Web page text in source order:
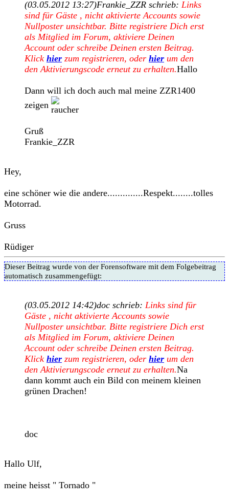
(03.05.2012 13:27)Frankie_ZZR schrieb: Links
sind für Gäste , nicht aktivierte Accounts sowie
Nullposter unsichtbar. Bitte registriere Dich erst
als Mitglied im Forum, aktiviere Deinen
Account oder schreibe Deinen ersten Beitrag.
Klick hier zum registrieren, oder hier um den
den Aktivierungscode erneut zu erhalten.Hallo
Dann will ich doch auch mal meine ZZR1400
zeigen
Gruß
Frankie_ZZR
Hey,
eine schöner wie die andere..............Respekt........tolles
Motorrad.
Gruss
Rüdiger
Dieser Beitrag wurde von der Forensoftware mit dem Folgebeitrag
automatisch zusammengefügt:
(03.05.2012 14:42)doc schrieb: Links sind für
Gäste , nicht aktivierte Accounts sowie
Nullposter unsichtbar. Bitte registriere Dich erst
als Mitglied im Forum, aktiviere Deinen
Account oder schreibe Deinen ersten Beitrag.
Klick hier zum registrieren, oder hier um den
den Aktivierungscode erneut zu erhalten.Na
dann kommt auch ein Bild con meinem kleinen
grünen Drachen!
doc
Hallo Ulf,
meine heisst " Tornado "